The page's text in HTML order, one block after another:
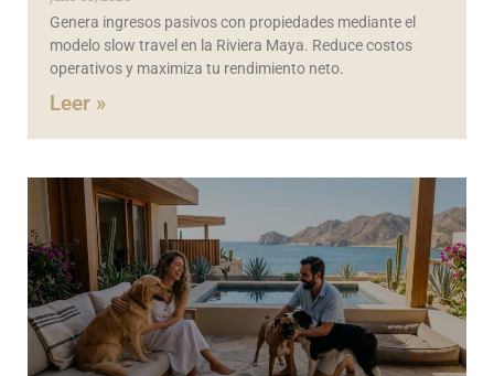
Genera ingresos pasivos con propiedades mediante el
modelo slow travel en la Riviera Maya. Reduce costos
operativos y maximiza tu rendimiento neto.
Leer »